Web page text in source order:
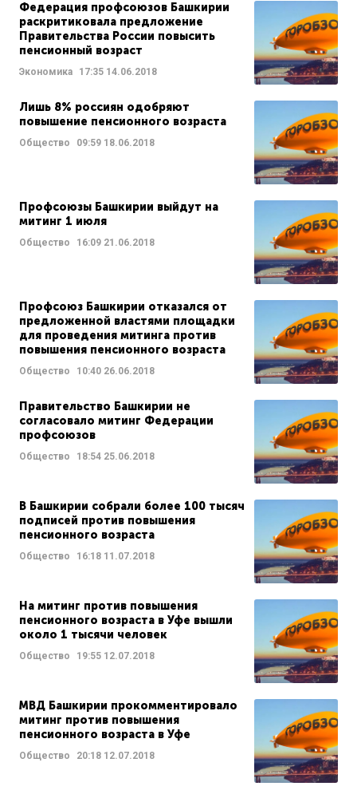
Федерация профсоюзов Башкирии
раскритиковала предложение
Правительства России повысить
пенсионный возраст
Экономика 17:35 14.06.2018
Лишь 8% россиян одобряют
повышение пенсионного возраста
Общество 09:59 18.06.2018
Профсоюзы Башкирии выйдут на
митинг 1 июля
Общество 16:09 21.06.2018
Профсоюз Башкирии отказался от
предложенной властями площадки
для проведения митинга против
повышения пенсионного возраста
Общество 10:40 26.06.2018
Правительство Башкирии не
согласовало митинг Федерации
профсоюзов
Общество 18:54 25.06.2018
В Башкирии собрали более 100 тысяч
подписей против повышения
пенсионного возраста
Общество 16:18 11.07.2018
На митинг против повышения
пенсионного возраста в Уфе вышли
около 1 тысячи человек
Общество 19:55 12.07.2018
МВД Башкирии прокомментировало
митинг против повышения
пенсионного возраста в Уфе
Общество 20:18 12.07.2018